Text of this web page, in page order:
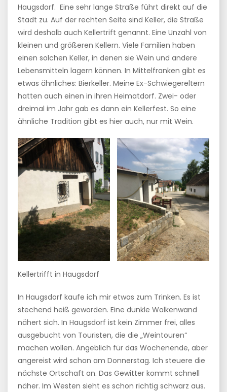
Haugsdorf. Eine sehr lange Straße führt direkt auf die
Stadt zu. Auf der rechten Seite sind Keller, die Straße
wird deshalb auch Kellertrift genannt. Eine Unzahl von
kleinen und größeren Kellern. Viele Familien haben
einen solchen Keller, in denen sie Wein und andere
Lebensmitteln lagern können. In Mittelfranken gibt es
etwas ähnliches: Bierkeller. Meine Ex-Schwiegereltern
hatten auch einen in ihren Heimatdorf. Zwei- oder
dreimal im Jahr gab es dann ein Kellerfest. So eine
ähnliche Tradition gibt es hier auch, nur mit Wein.
Kellertrifft in Haugsdorf
In Haugsdorf kaufe ich mir etwas zum Trinken. Es ist
stechend heiß geworden. Eine dunkle Wolkenwand
nähert sich. In Haugsdorf ist kein Zimmer frei, alles
ausgebucht von Touristen, die die „Weintouren“
machen wollen. Angeblich für das Wochenende, aber
angereist wird schon am Donnerstag. Ich steuere die
nächste Ortschaft an. Das Gewitter kommt schnell
näher. Im Westen sieht es schon richtig schwarz aus.